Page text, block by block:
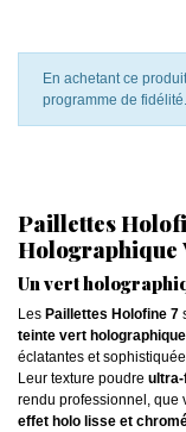
En achetant ce
programme de
Paillettes
Holographique
Un vert
Les Paillettes Holofine 7
teinte vert
éclatantes et
Leur texture poudre
rendu professionnel, que
effet holo lisse et